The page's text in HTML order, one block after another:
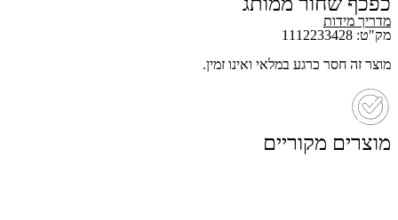
מדריך מידות
מק"ט: 1112233428
מוצר זה חסר כרגע במלאי ואינו זמין.
מוצרים מקוריים